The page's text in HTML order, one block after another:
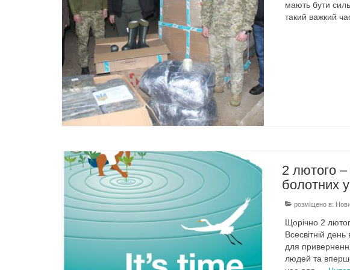
мають бути
такий важкий
2 лютого –
болотних
розміщено в:
Щорічно 2
Всесвітній
для
людей та